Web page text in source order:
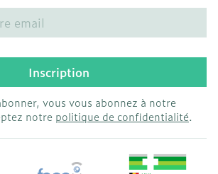
Inscription
vous vous abonnez à notre
notre politique de confidentialité.